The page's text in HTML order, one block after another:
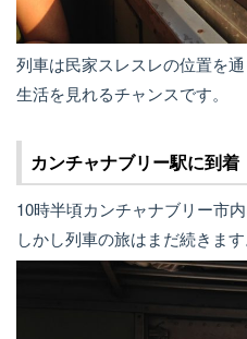
列車は民家スレスレの位置を
生活を見れるチャンスです。
カンチャナブリー駅に到着
10時半頃カンチャナブリー市
しかし列車の旅はまだ続きます